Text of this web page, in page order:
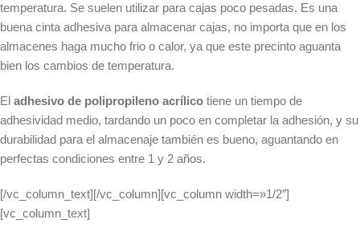
temperatura. Se suelen utilizar para cajas poco pesadas. Es una
buena cinta adhesiva para almacenar cajas, no importa que en los
almacenes haga mucho frio o calor, ya que este precinto aguanta
bien los cambios de temperatura.
El adhesivo de polipropileno acrílico tiene un tiempo de
adhesividad medio, tardando un poco en completar la adhesión, y su
durabilidad para el almacenaje también es bueno, aguantando en
perfectas condiciones entre 1 y 2 años.
[/vc_column_text][/vc_column][vc_column width=»1/2″]
[vc_column_text]